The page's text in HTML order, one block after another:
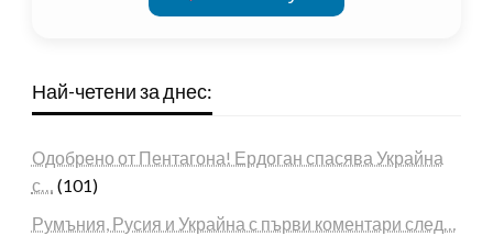
Най-четени за днес:
Одобрено от Пентагона! Ердоган спасява Украйна
с… (101)
Румъния, Русия и Украйна с първи коментари след…